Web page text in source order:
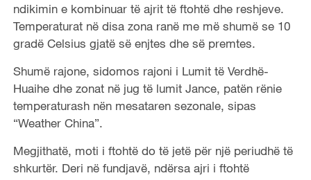
ndikimin e kombinuar të ajrit të ftohtë dhe reshjeve.
Temperaturat në disa zona ranë me më shumë se 10
gradë Celsius gjatë së enjtes dhe së premtes.
Shumë rajone, sidomos rajoni i Lumit të Verdhë-
Huaihe dhe zonat në jug të lumit Jance, patën rënie
temperaturash nën mesataren sezonale, sipas
“Weather China”.
Megjithatë, moti i ftohtë do të jetë për një periudhë të
shkurtër. Deri në fundjavë, ndërsa ajri i ftohtë